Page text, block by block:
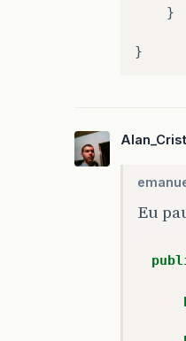
}
}
Eu